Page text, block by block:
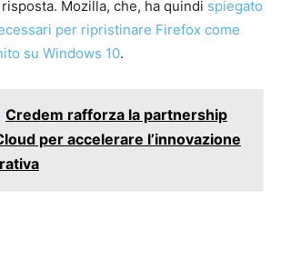
Mozilla, che, ha quindi spiegato
per ripristinare Firefox come
su Windows 10.
Credem rafforza la partnership
per accelerare l’innovazione